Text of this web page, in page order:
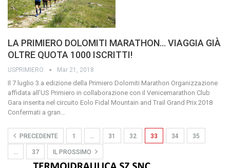
LA PRIMIERO DOLOMITI MARATHON… VIAGGIA GIÀ
OLTRE QUOTA 1000 ISCRITTI!
USPRIMIERO Mar 21, 2018
Il 7 luglio 3.a edizione della Primiero Dolomiti Marathon Organizzazione
affidata all’US Primiero in collaborazione con il Venicemarathon Club
Gara inserita nel circuito Eolo Fidal Mountain and Trail Grand Prix 2018
Confermati a gran
PRECEDENTE 1 31 32 33 34 35
37 IL PROSSIMO